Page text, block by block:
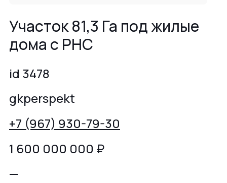
Участок 81,3 Га под жилые
дома с РНС
id 3478
gkperspekt
+7 (967) 930-79-30
1 600 000 000 ₽
—